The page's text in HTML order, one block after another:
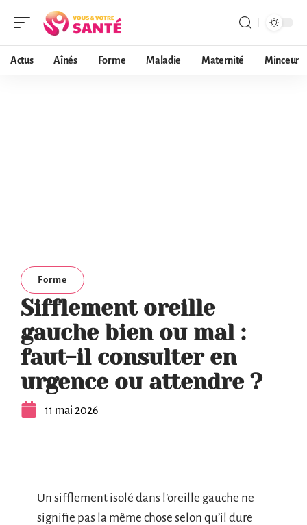
Actus Aînés Forme Maladie Maternité Minceur
Forme
Sifflement oreille
gauche bien ou mal :
faut-il consulter en
urgence ou attendre ?
11 mai 2026
Un sifflement isolé dans l’oreille gauche ne
signifie pas la même chose selon qu’il dure